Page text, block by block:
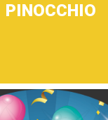
PINOCCHIO